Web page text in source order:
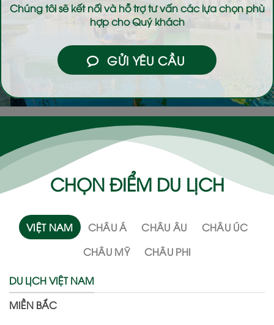
Chúng tôi sẽ kết nối và hỗ trợ tư vấn các lựa chọn phù
hợp cho Quý khách
GỬI YÊU CẦU
CHỌN ĐIỂM DU LỊCH
VIỆT NAM CHÂU Á CHÂU ÂU
CHÂU ÚC
CHÂU MỸ
CHÂU PHI
DU LỊCH VIỆT NAM
MIỀN BẮC